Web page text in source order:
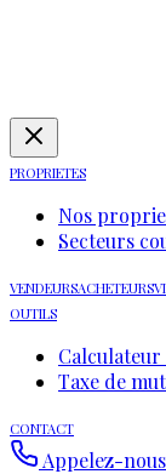
PROPRIETES
Nos
Secteurs
VENDEURSACHETEURS
OUTILS
Taxe de
CONTACT
Appelez-nous